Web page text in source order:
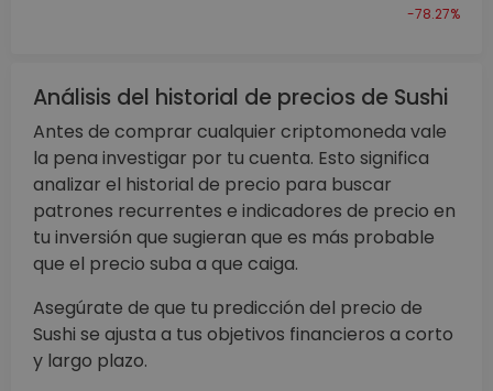
-78.27%
Análisis del historial de precios de Sushi
Antes de comprar cualquier criptomoneda vale
la pena investigar por tu cuenta. Esto significa
analizar el historial de precio para buscar
patrones recurrentes e indicadores de precio en
tu inversión que sugieran que es más probable
que el precio suba a que caiga.
Asegúrate de que tu predicción del precio de
Sushi se ajusta a tus objetivos financieros a corto
y largo plazo.